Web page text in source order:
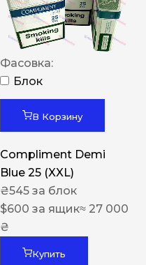
Фасовка:
Блок
В Корзину
Compliment Demi
Blue 25 (XXL)
₴545 за блок
$600 за ящик≈ 27 000
₴
Купить